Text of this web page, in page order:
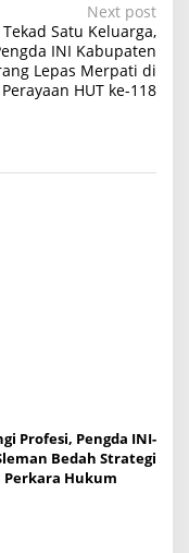
Next post
Satu Keluarga,
INI Kabupaten
Lepas Merpati di
Perayaan HUT ke-118
Profesi, Pengda INI-
Bedah Strategi
Perkara Hukum